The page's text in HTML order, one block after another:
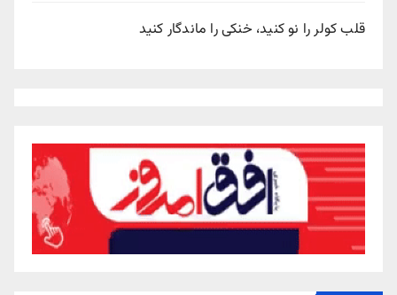
قلب کولر را نو کنید، خنکی را ماندگار کنید